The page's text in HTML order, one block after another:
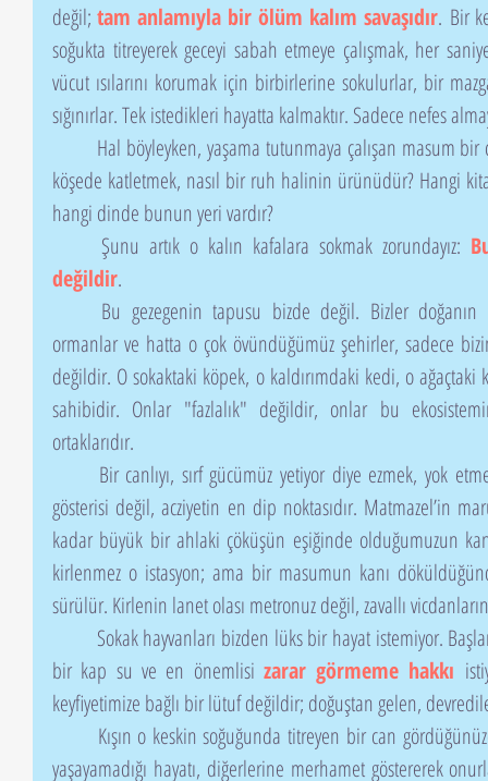
değil; tam anlamıyla bir ölüm kalım savaşıdır. Bir
soğukta titreyerek geceyi sabah etmeye çalışmak, her
vücut ısılarını korumak için birbirlerine sokulurlar, bir
sığınırlar. Tek istedikleri hayatta kalmaktır. Sadece nefes
köşede katletmek, nasıl bir ruh halinin ürünüdür? Hangi
hangi dinde bunun yeri vardır?
	Şunu artık o kalın kafalara sokmak zorundayız:
değildir.
ormanlar ve hatta o çok övündüğümüz şehirler, sadece
değildir. O sokaktaki köpek, o kaldırımdaki kedi, o
sahibidir. Onlar "fazlalık" değildir, onlar bu
ortaklarıdır.
gösterisi değil, acziyetin en dip noktasıdır. Matmazel’in
kadar büyük bir ahlaki çöküşün eşiğinde olduğumuzun
kirlenmez o istasyon; ama bir masumun kanı
sürülür. Kirlenin lanet olası metronuz değil, zavallı
bir kap su ve en önemlisi zarar görmeme hakkı
keyfiyetimize bağlı bir lütuf değildir; doğuştan gelen,
yaşayamadığı hayatı, diğerlerine merhamet göstererek